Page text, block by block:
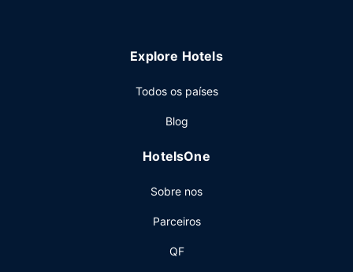
Explore Hotels
Todos os países
Blog
HotelsOne
Sobre nos
Parceiros
QF